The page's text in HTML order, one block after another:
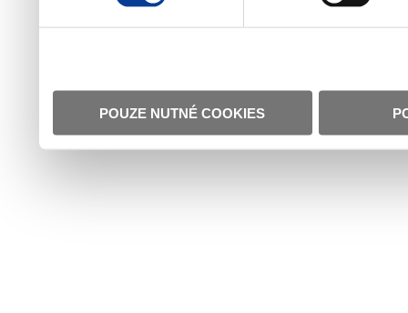
POUZE NUTNÉ COOKIES